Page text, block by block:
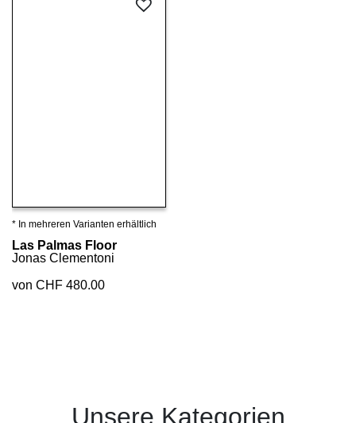
Details ansehen
* In mehreren Varianten erhältlich
Las Palmas Floor
Jonas Clementoni
von CHF 480.00
Unsere Kategorien